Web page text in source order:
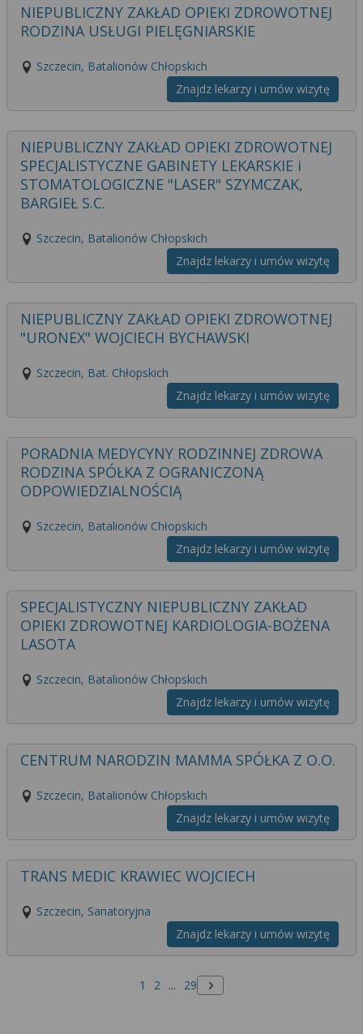
NIEPUBLICZNY ZAKŁAD OPIEKI ZDROWOTNEJ
RODZINA USŁUGI PIELĘGNIARSKIE
Szczecin, Batalionów Chłopskich
Znajdz lekarzy i umów wizytę
NIEPUBLICZNY ZAKŁAD OPIEKI ZDROWOTNEJ
SPECJALISTYCZNE GABINETY LEKARSKIE i
STOMATOLOGICZNE "LASER" SZYMCZAK,
BARGIEŁ S.C.
Szczecin, Batalionów Chłopskich
Znajdz lekarzy i umów wizytę
NIEPUBLICZNY ZAKŁAD OPIEKI ZDROWOTNEJ
"URONEX" WOJCIECH BYCHAWSKI
Szczecin, Bat. Chłopskich
Znajdz lekarzy i umów wizytę
PORADNIA MEDYCYNY RODZINNEJ ZDROWA
RODZINA SPÓŁKA Z OGRANICZONĄ
ODPOWIEDZIALNOŚCIĄ
Szczecin, Batalionów Chłopskich
Znajdz lekarzy i umów wizytę
SPECJALISTYCZNY NIEPUBLICZNY ZAKŁAD
OPIEKI ZDROWOTNEJ KARDIOLOGIA-BOŻENA
LASOTA
Szczecin, Batalionów Chłopskich
Znajdz lekarzy i umów wizytę
CENTRUM NARODZIN MAMMA SPÓŁKA Z O.O.
Szczecin, Batalionów Chłopskich
Znajdz lekarzy i umów wizytę
TRANS MEDIC KRAWIEC WOJCIECH
Szczecin, Sanatoryjna
Znajdz lekarzy i umów wizytę
1 2 ... 29 Następna strona